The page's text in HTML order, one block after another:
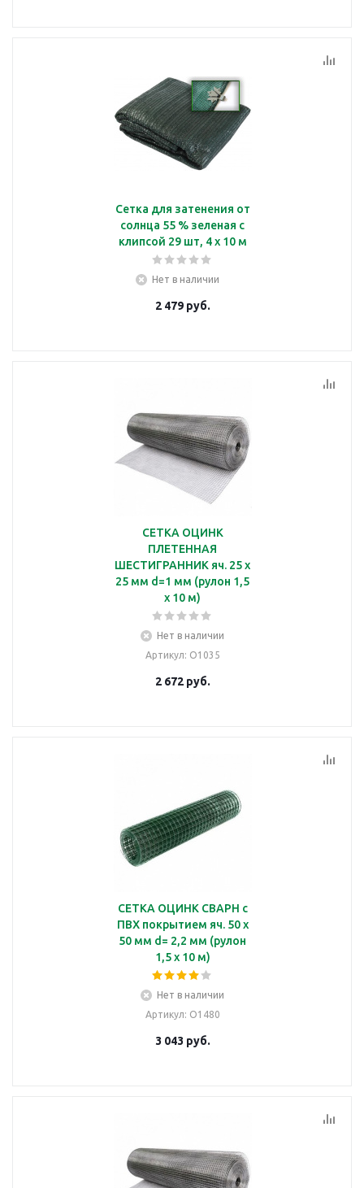
Сетка для затенения от
солнца 55 % зеленая с
клипсой 29 шт, 4 х 10 м
Нет в наличии
2 479руб.
СЕТКА ОЦИНК
ПЛЕТЕННАЯ
ШЕСТИГРАННИК яч. 25 х
25 мм d=1 мм (рулон 1,5
х 10 м)
Нет в наличии
Артикул: О1035
2 672руб.
СЕТКА ОЦИНК СВАРН с
ПВХ покрытием яч. 50 х
50 мм d= 2,2 мм (рулон
1,5 х 10 м)
Нет в наличии
Артикул: О1480
3 043 руб.